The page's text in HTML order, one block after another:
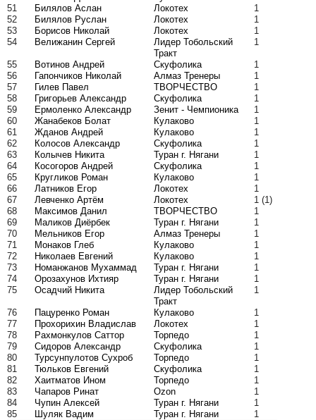
51
Билялов Аслан Локотех
1
52
Билялов Руслан Локотех
1
53
Борисов Николай Локотех
1
54
Велижанин Сергей
Лидер Тобольский
Тракт
1
55 Вотинов Андрей Скуфолика
1
56
Гапончиков Николай Алмаз Тренеры
1
57
Гилев Павел ТВОРЧЕСТВО
1
58
Григорьев Александр Скуфолика
1
59
Ермоленко Александр Зенит - Чемпионика
1
60
Жанабеков Болат Кулаково
1
61
Жданов Андрей Кулаково
1
62
Колосов Александр Скуфолика
1
63
Колычев Никита Туран г. Нягани
1
64
Косогоров Андрей Скуфолика
1
65
Кругликов Роман Кулаково
1
66
Латников Егор Локотех
1
67
Левченко Артём Локотех 1 (1)
68
Максимов Данил ТВОРЧЕСТВО
1
69
Маликов Диёрбек Туран г. Нягани
1
70
Мельников Егор Алмаз Тренеры
1
71
Монаков Глеб Кулаково
1
72
Николаев Евгений Кулаково
1
73
Номанжанов Мухаммад Туран г. Нягани
1
74
Орозахунов Ихтияр Туран г. Нягани
1
75
Осадчий Никита
Лидер Тобольский
Тракт
1
76 Пацуренко Роман Кулаково
1
77
Прохорихин Владислав Локотех
1
78
Рахмонкулов Саттор Торпедо
1
79
Сидоров Александр Скуфолика
1
80
Турсунпулотов Сухроб Торпедо
1
81
Тюльков Евгений Скуфолика
1
82
Хаитматов Ином Торпедо
1
83
Чапаров Ринат Ozon
1
84
Чупин Алексей Туран г. Нягани
1
85
Шуляк Вадим Туран г. Нягани 1